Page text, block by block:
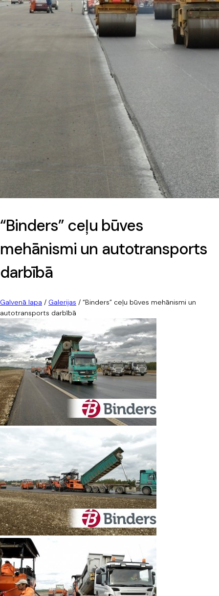
“Binders” ceļu būves
mehānismi un autotransports
darbībā
Galvenā lapa / Galerijas / “Binders” ceļu būves mehānismi un
autotransports darbībā